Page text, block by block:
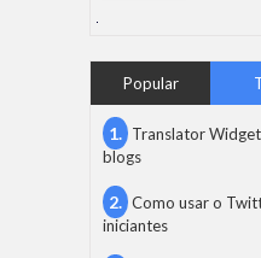
Popular
Translator
blogs
Como usar o
iniciantes